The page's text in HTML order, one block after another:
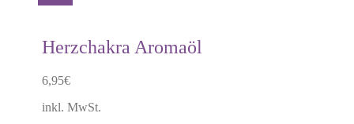
Herzchakra Aromaöl
6,95€
inkl. MwSt.